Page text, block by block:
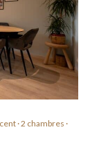
· 2 chambres ·